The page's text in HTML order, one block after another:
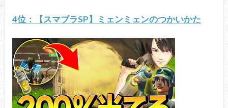
4位：【スマブラSP】ミェンミェンのつかいかた